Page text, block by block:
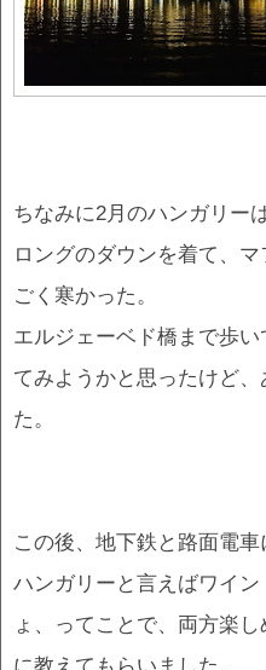
ちなみに2月のハンガリー
ロングのダウンを着て、
ごく寒かった。
エルジェーベド橋まで歩
てみようかと思ったけど
た。
この後、地下鉄と路面電車
ハンガリーと言えばワイ
ょ、ってことで、両方楽
に教えてもらいました。